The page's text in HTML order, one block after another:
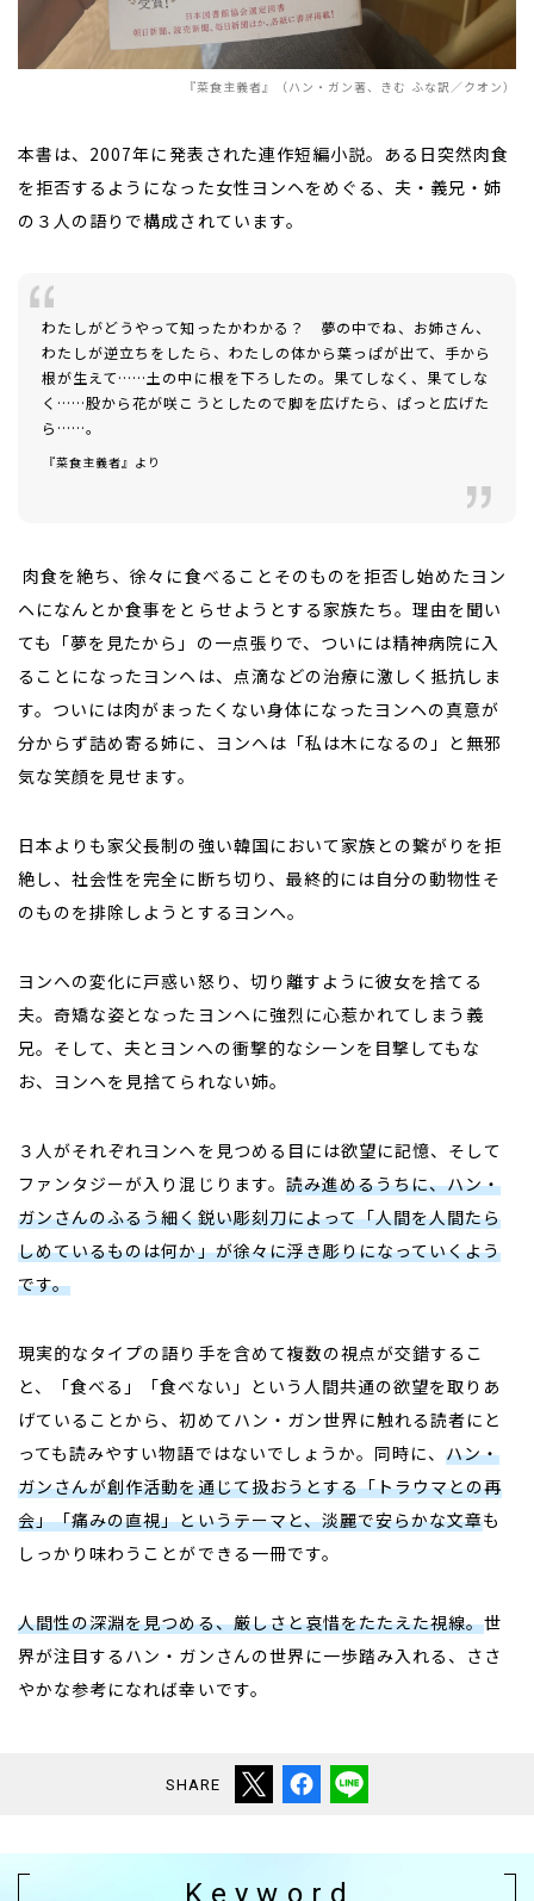
『菜食主義者』（ハン・ガン著、きむ ふな訳／クオン）
本書は、 2007年に発表された連作短編小説。ある日突然肉食
を拒否するようになった女性ヨンヘをめぐる、夫・義兄・姉
の３人の語りで構成されています。
わたしがどうやって知ったかわかる？ 夢の中でね、お姉さん、
わたしが逆立ちをしたら、わたしの体から葉っぱが出て、手から
根が生えて……土の中に根を下ろしたの。果てしなく、果てしな
く……股から花が咲こうとしたので脚を広げたら、ぱっと広げた
ら……。
――『菜食主義者』より
肉食を絶ち、徐々に食べることそのものを拒否し始めたヨン
ヘになんとか食事をとらせようとする家族たち。理由を聞い
ても「夢を見たから」の一点張りで、ついには精神病院に入
ることになったヨンヘは、点滴などの治療に激しく抵抗しま
す。ついには肉がまったくない身体になったヨンヘの真意が
分からず詰め寄る姉に、ヨンへは「私は木になるの」と無邪
気な笑顔を見せます。
日本よりも家父長制の強い韓国において家族との繋がりを拒
絶し、社会性を完全に断ち切り、最終的には自分の動物性そ
のものを排除しようとするヨンへ。
ヨンへの変化に戸惑い怒り、切り離すように彼女を捨てる
夫。奇矯な姿となったヨンヘに強烈に心惹かれてしまう義
兄。そして、夫とヨンへの衝撃的なシーンを目撃してもな
お、ヨンヘを見捨てられない姉。
３人がそれぞれヨンヘを見つめる目には欲望に記憶、そして
ファンタジーが入り混じります。 読み進めるうちに、ハン・
ガンさんのふるう細く鋭い彫刻刀によって「人間を人間たら
しめているものは何か」が徐々に浮き彫りになっていくよう
です。
現実的なタイプの語り手を含めて複数の視点が交錯するこ
と、「食べる」「食べない」という人間共通の欲望を取りあ
げていることから、初めてハン・ガン世界に触れる読者にと
っても読みやすい物語ではないでしょうか。同時に、ハン・
ガンさんが創作活動を通じて扱おうとする「トラウマとの再
会」「痛みの直視」というテーマと、淡麗で安らかな文章も
しっかり味わうことができる一冊です。
人間性の深淵を見つめる、厳しさと哀惜をたたえた視線。世
界が注目するハン・ガンさんの世界に一歩踏み入れる、ささ
やかな参考になれば幸いです。
SHARE
Keyword